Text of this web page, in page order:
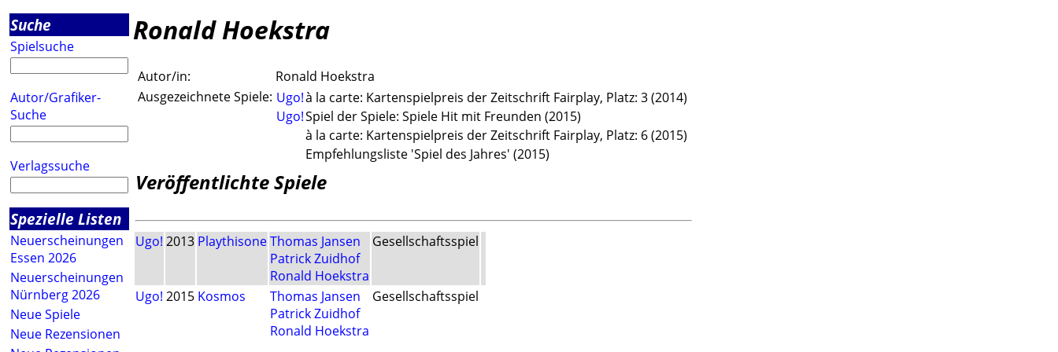
Suche
Spielsuche
Autor/Grafiker-
Suche
Verlagssuche
Spezielle Listen
Neuerscheinungen
Essen 2026
Neuerscheinungen
Nürnberg 2026
Neue Spiele
Neue Rezensionen
Ronald Hoekstra
Autor/in:
Ronald Hoekstra
Ausgezeichnete Spiele: Ugo!à la carte: Kartenspielpreis der Zeitschrift Fairplay, Platz: 3 (2014)
Ugo!Spiel der Spiele: Spiele Hit mit Freunden (2015)
à la carte: Kartenspielpreis der Zeitschrift Fairplay, Platz: 6 (2015)
Empfehlungsliste 'Spiel des Jahres' (2015)
Veröffentlichte Spiele
Ugo! 2013 PlaythisoneThomas Jansen
Patrick Zuidhof
Ronald Hoekstra
Gesellschaftsspiel
Ugo! 2015 Kosmos
Thomas Jansen
Patrick Zuidhof
Ronald Hoekstra
Gesellschaftsspiel